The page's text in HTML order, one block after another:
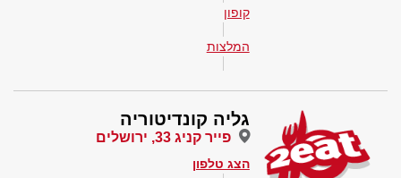
קופון
המלצות
גליה קונדיטוריה
פייר קניג 33, ירושלים
הצג טלפון